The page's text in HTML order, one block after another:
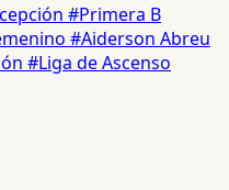
#Primera B
#Aiderson Abreu
#Liga de Ascenso